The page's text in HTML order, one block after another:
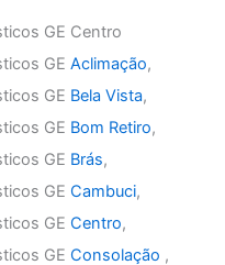
GE Centro
GEAclimação,
GE Bela Vista,
GE Bom Retiro,
GE Brás,
GECambuci,
GECentro,
GEConsolação ,